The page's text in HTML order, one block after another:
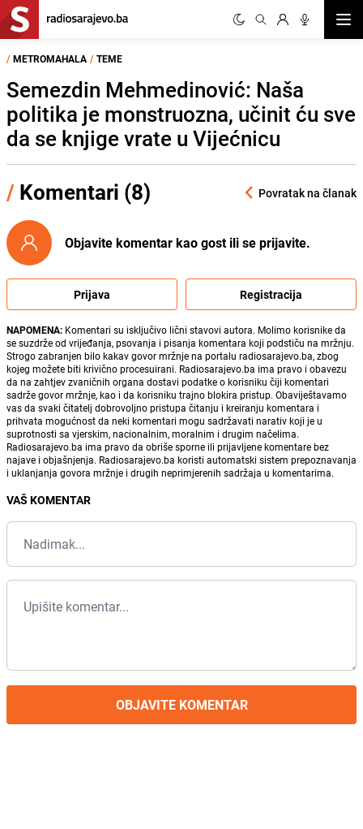
/ METROMAHALA / TEME
Semezdin Mehmedinović: Naša
politika je monstruozna, učinit ću sve
da se knjige vrate u Vijećnicu
/ Komentari (8) Povratak na članak
Objavite komentar kao gost ili se prijavite.
Prijava Registracija
NAPOMENA: Komentari su isključivo lični stavovi autora. Molimo korisnike da
se suzdrže od vrijeđanja, psovanja i pisanja komentara koji podstiču na mržnju.
Strogo zabranjen bilo kakav govor mržnje na portalu radiosarajevo.ba, zbog
kojeg možete biti krivično procesuirani. Radiosarajevo.ba ima pravo i obavezu
da na zahtjev zvaničnih organa dostavi podatke o korisniku čiji komentari
sadrže govor mržnje, kao i da korisniku trajno blokira pristup. Obaviještavamo
vas da svaki čitatelj dobrovoljno pristupa čitanju i kreiranju komentara i
prihvata mogućnost da neki komentari mogu sadržavati narativ koji je u
suprotnosti sa vjerskim, nacionalnim, moralnim i drugim načelima.
Radiosarajevo.ba ima pravo da obriše sporne ili prijavljene komentare bez
najave i objašnjenja. Radiosarajevo.ba koristi automatski sistem prepoznavanja
i uklanjanja govora mržnje i drugih neprimjerenih sadržaja u komentarima.
VAŠ KOMENTAR
OBJAVITE KOMENTAR